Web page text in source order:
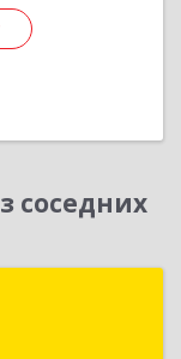
соседних